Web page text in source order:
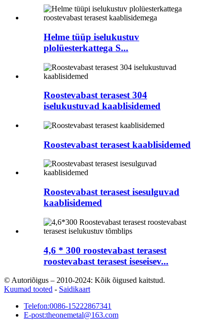
Helme tüüp iselukustuv
plolüesterkattega S...
Roostevabast terasest 304
iselukustuvad kaablisidemed
Roostevabast terasest kaablisidemed
Roostevabast terasest isesulguvad
kaablisidemed
4,6 * 300 roostevabast terasest
roostevabast terasest iseseisev...
© Autoriõigus – 2010-2024: Kõik õigused kaitstud.
Kuumad tooted - Saidikaart
Telefon:0086-15222867341
E-post:theonemetal@163.com